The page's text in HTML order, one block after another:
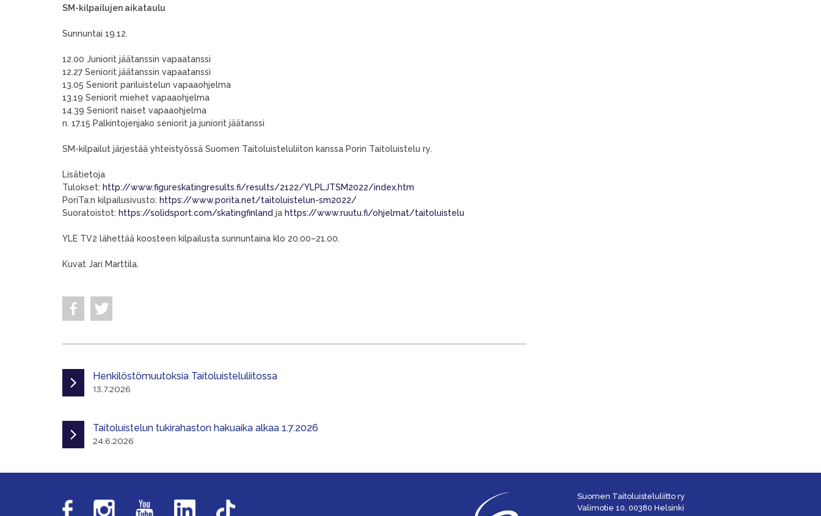
SM-kilpailujen aikataulu
Sunnuntai 19.12.
12.00 Juniorit jäätanssin vapaatanssi
12.27 Seniorit jäätanssin vapaatanssi
13.05 Seniorit pariluistelun vapaaohjelma
13.19 Seniorit miehet vapaaohjelma
14.39 Seniorit naiset vapaaohjelma
n. 17.15 Palkintojenjako seniorit ja juniorit jäätanssi
SM-kilpailut järjestää yhteistyössä Suomen Taitoluisteluliiton kanssa Porin Taitoluistelu ry.
Lisätietoja
Tulokset: http://www.figureskatingresults.fi/results/2122/YLPLJTSM2022/index.htm
PoriTa:n kilpailusivusto: https://www.porita.net/taitoluistelun-sm2022/
Suoratoistot: https://solidsport.com/skatingfinland ja https://www.ruutu.fi/ohjelmat/taitoluistelu
YLE TV2 lähettää koosteen kilpailusta sunnuntaina klo 20.00–21.00.
Kuvat Jari Marttila.
Henkilöstömuutoksia Taitoluisteluliitossa
13.7.2026
Taitoluistelun tukirahaston hakuaika alkaa 1.7.2026
24.6.2026
Suomen Taitoluisteluliitto ry
Valimotie 10, 00380 Helsinki